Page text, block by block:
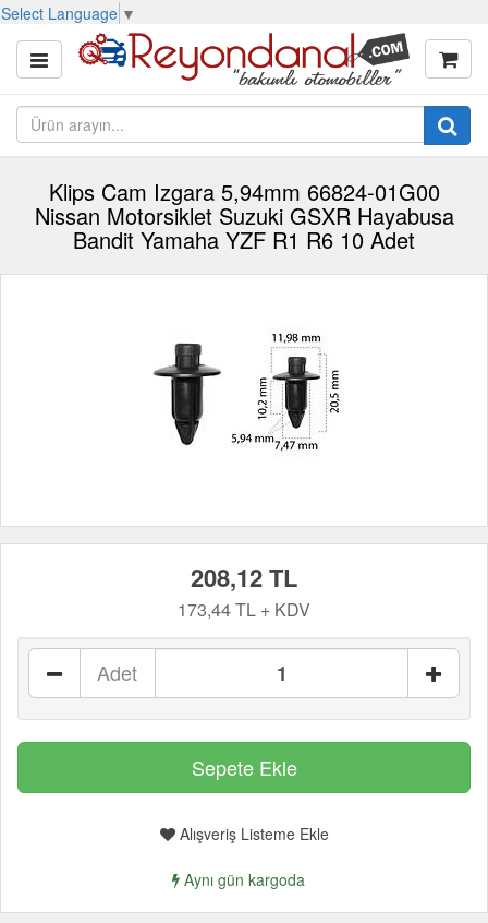
Select Language ▼
Klips Cam Izgara 5,94mm 66824-01G00
Nissan Motorsiklet Suzuki GSXR Hayabusa
Bandit Yamaha YZF R1 R6 10 Adet
208,12 TL
173,44 TL + KDV
Adet
Alışveriş Listeme Ekle
Aynı gün kargoda